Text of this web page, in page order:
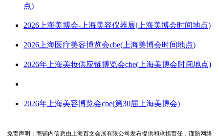
点)
2026上海美博会-上海美容仪器展(上海美博会时间地点)
2026上海医疗美容博览会cbe(上海美博会时间地点)
2026年上海美妆供应链博览会cbe(上海美博会时间地点)
2026年上海美容博览会cbe(第30届上海美博会)
免责声明：商铺内信息由上海百文会展有限公司发布提供和承担责任，谨防网络